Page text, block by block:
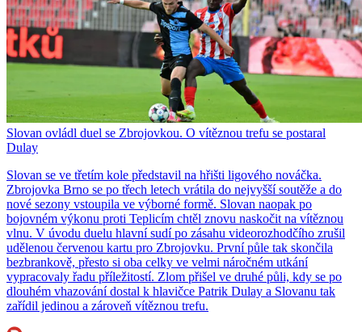
Slovan ovládl duel se Zbrojovkou. O vítěznou trefu se postaral
Dulay
Slovan se ve třetím kole představil na hřišti ligového nováčka.
Zbrojovka Brno se po třech letech vrátila do nejvyšší soutěže a do
nové sezony vstoupila ve výborné formě. Slovan naopak po
bojovném výkonu proti Teplicím chtěl znovu naskočit na vítěznou
vlnu. V úvodu duelu hlavní sudí po zásahu videorozhodčího zrušil
udělenou červenou kartu pro Zbrojovku. První půle tak skončila
bezbrankově, přesto si oba celky ve velmi náročném utkání
vypracovaly řadu příležitostí. Zlom přišel ve druhé půli, kdy se po
dlouhém vhazování dostal k hlavičce Patrik Dulay a Slovanu tak
zařídil jedinou a zároveň vítěznou trefu.